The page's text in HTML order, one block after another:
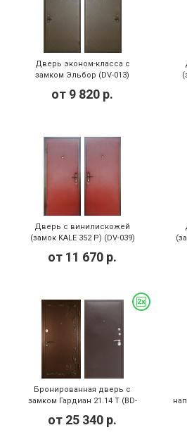
Дверь эконом-класса с
замком Эльбор (DV-013)
от 9 820 р.
Дверь с винилискожей
(замок KALE 352 Р) (DV-039)
от 11 670 р.
Бронированная дверь с
замком Гардиан 21.14 Т (BD-
от 25 340 р.